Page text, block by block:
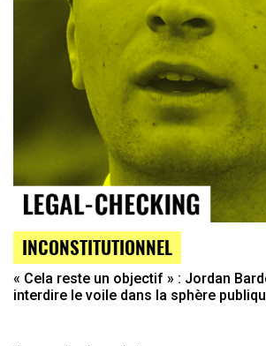
INCONSTITUTIONNEL
« Cela reste un objectif » : Jordan
interdire le voile dans la sphère